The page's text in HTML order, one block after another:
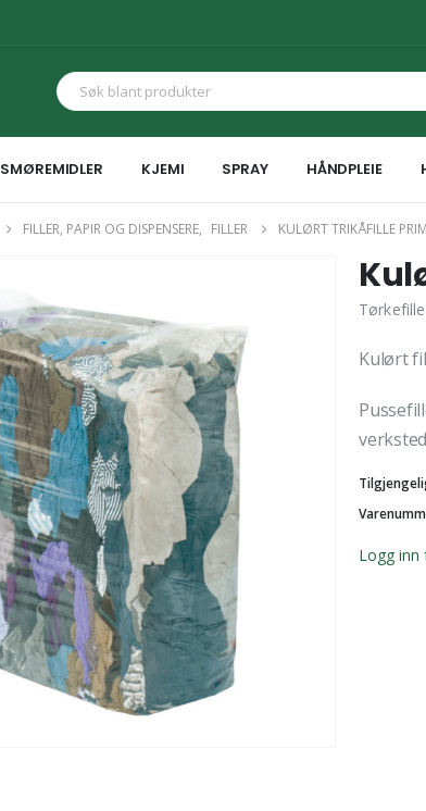
SMØREMIDLER KJEMI SPRAY HÅNDPLEIE
FILLER, PAPIR OG DISPENSERE, FILLER KULØRT TRIKÅFILLE
Kulørt
Logg inn